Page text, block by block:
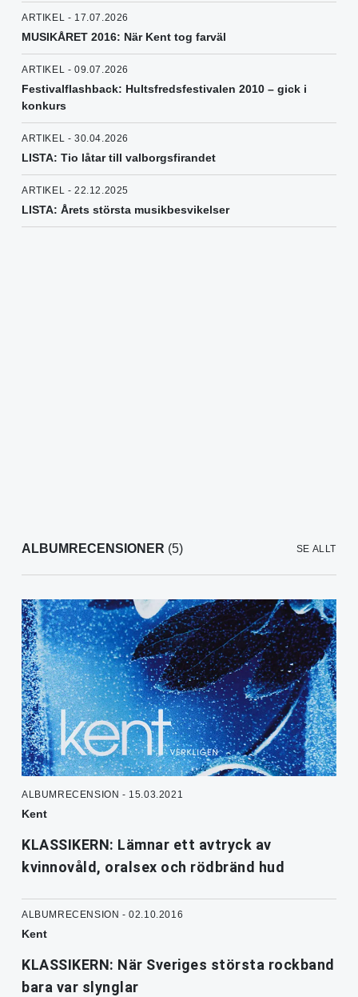
ARTIKEL - 17.07.2026
MUSIKÅRET 2016: När Kent tog farväl
ARTIKEL - 09.07.2026
Festivalflashback: Hultsfredsfestivalen 2010 – gick i
konkurs
ARTIKEL - 30.04.2026
LISTA: Tio låtar till valborgsfirandet
ARTIKEL - 22.12.2025
LISTA: Årets största musikbesvikelser
ALBUMRECENSIONER (5) SE ALLT
ALBUMRECENSION - 15.03.2021
Kent
KLASSIKERN: Lämnar ett avtryck av
kvinnovåld, oralsex och rödbränd hud
ALBUMRECENSION - 02.10.2016
Kent
KLASSIKERN: När Sveriges största rockband
bara var slynglar